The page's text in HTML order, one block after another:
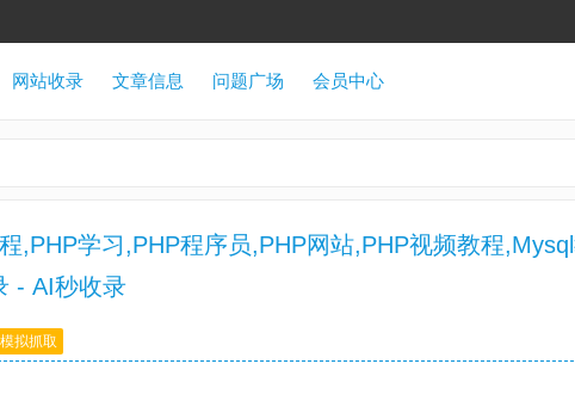
网站收录 文章信息 问题广场 会员中心
,PHP学习,PHP程序员,PHP网站,PHP视频教程
- AI秒收录
模拟抓取